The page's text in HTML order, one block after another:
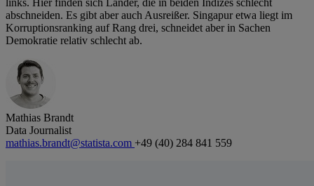
links. Hier finden sich Länder, die in beiden Indizes schlecht
abschneiden. Es gibt aber auch Ausreißer. Singapur etwa liegt im
Korruptionsranking auf Rang drei, schneidet aber in Sachen
Demokratie relativ schlecht ab.
Mathias Brandt
Data Journalist
mathias.brandt@statista.com +49 (40) 284 841 559